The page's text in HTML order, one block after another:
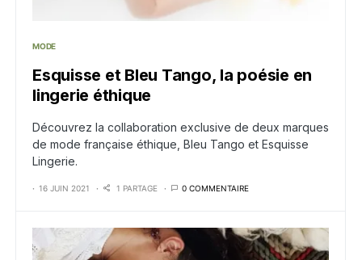
MODE
Esquisse et Bleu Tango, la poésie en
lingerie éthique
Découvrez la collaboration exclusive de deux marques
de mode française éthique, Bleu Tango et Esquisse
Lingerie.
16 JUIN 2021 1 PARTAGE 0 COMMENTAIRE